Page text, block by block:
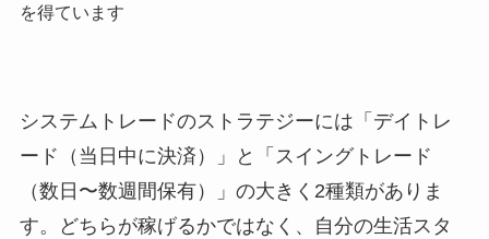
を得ています
システムトレードのストラテジーには「デイトレ
ード（当日中に決済）」と「スイングトレード
（数日〜数週間保有）」の大きく2種類がありま
す。どちらが稼げるかではなく、自分の生活スタ